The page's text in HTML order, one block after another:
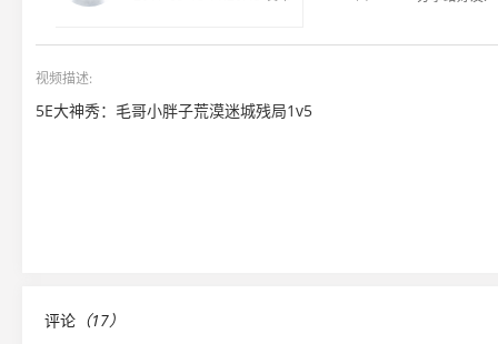
视频描述:
5E大神秀：毛哥小胖子荒漠迷城残局1v5
评论 （17）